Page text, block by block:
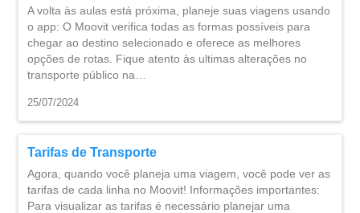
A volta às aulas está próxima, planeje suas viagens usando
o app: O Moovit verifica todas as formas possíveis para
chegar ao destino selecionado e oferece as melhores
opções de rotas. Fique atento às ultimas alterações no
transporte público na…
25/07/2024
Tarifas de Transporte
Agora, quando você planeja uma viagem, você pode ver as
tarifas de cada linha no Moovit! Informações importantes:
Para visualizar as tarifas é necessário planejar uma